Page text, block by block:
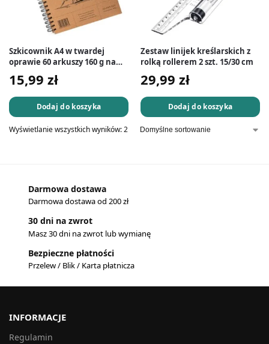
Szkicownik A4 w twardej
oprawie 60 arkuszy 160 g na
15,99 zł
Dodaj do koszyka
Zestaw linijek kreślarskich z
rolką rollerem 2 szt. 15/30 cm
29,99 zł
Dodaj do koszyka
Wyświetlanie wszystkich wyników: 2
Darmowa dostawa
Darmowa dostawa od 200 zł
30 dni na zwrot
Masz 30 dni na zwrot lub wymianę
Bezpieczne płatności
Przelew / Blik / Karta płatnicza
INFORMACJE
Regulamin